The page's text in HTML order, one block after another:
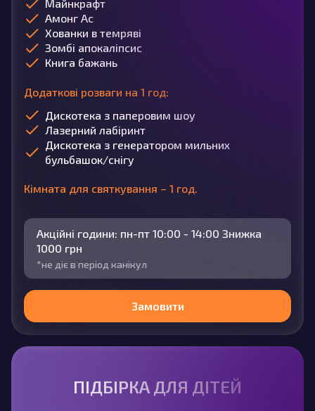
Майнкрафт
Амонг Ас
Хованки в темряві
Зомбі апокаліпсис
Книга бажань
Додаткові розваги на 1 год:
Дискотека з паперовим шоу
Лазерний лабіринт
Дискотека з генератором мильних
бульбашок/снігу
Кімната для святкування – 1 год.
Акційні години: пн-пт 10:00 - 14:00 Знижка
1000 грн
*не діє в період канікул
Замовити
ПІДБІРКА ДЛЯ ДІТЕЙ